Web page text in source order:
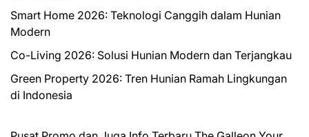
Smart Home 2026: Teknologi Canggih dalam Hunian
Modern
Co-Living 2026: Solusi Hunian Modern dan Terjangkau
Green Property 2026: Tren Hunian Ramah Lingkungan
di Indonesia